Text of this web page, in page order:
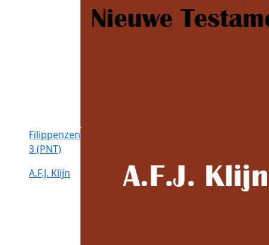
Filippenzen
3 (PNT)
A.F.J. Klijn